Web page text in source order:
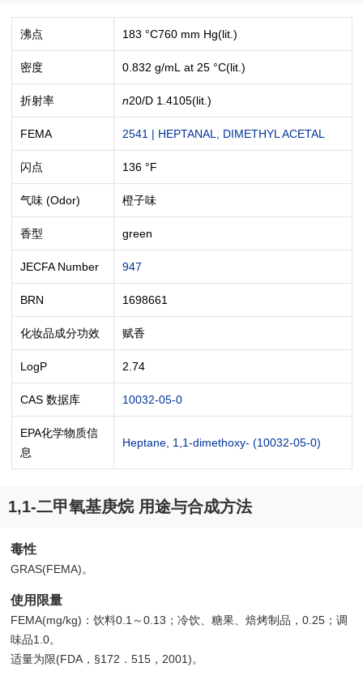
沸点 183 °C760 mm Hg(lit.)
密度 0.832 g/mL at 25 °C(lit.)
折射率 n20/D1.4105(lit.)
FEMA 2541 | HEPTANAL, DIMETHYL ACETAL
闪点 136 °F
气味 (Odor) 橙子味
香型 green
JECFA Number 947
BRN 1698661
化妆品成分功效 赋香
LogP 2.74
CAS 数据库 10032-05-0
EPA化学物质信
息
Heptane, 1,1-dimethoxy- (10032-05-0)
1,1-二甲氧基庚烷 用途与合成方法
毒性
GRAS(FEMA)。
使用限量
FEMA(mg/kg)：饮料0.1～0.13；冷饮、糖果、焙烤制品，0.25；调
味品1.0。
适量为限(FDA，§172．515，2001)。